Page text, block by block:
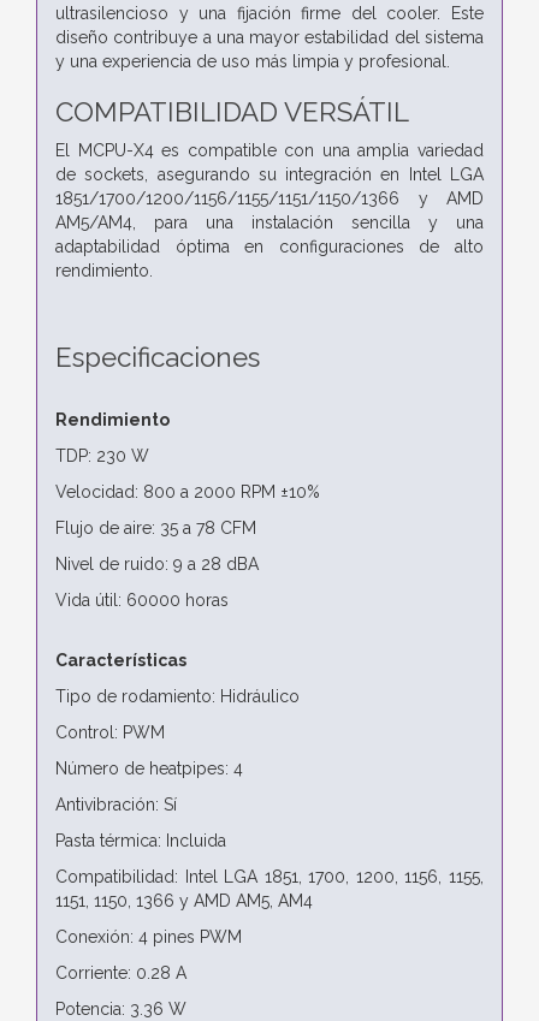
ultrasilencioso y una fijación firme del cooler. Este
diseño contribuye a una mayor estabilidad del sistema
y una experiencia de uso más limpia y profesional.
COMPATIBILIDAD VERSÁTIL
El MCPU-X4 es compatible con una amplia variedad
de sockets, asegurando su integración en Intel LGA
1851/1700/1200/1156/1155/1151/1150/1366 y AMD
AM5/AM4, para una instalación sencilla y una
adaptabilidad óptima en configuraciones de alto
rendimiento.
Especificaciones
Rendimiento
TDP: 230 W
Velocidad: 800 a 2000 RPM ±10%
Flujo de aire: 35 a 78 CFM
Nivel de ruido: 9 a 28 dBA
Vida útil: 60000 horas
Características
Tipo de rodamiento: Hidráulico
Control: PWM
Número de heatpipes: 4
Antivibración: Sí
Pasta térmica: Incluida
Compatibilidad: Intel LGA 1851, 1700, 1200, 1156, 1155,
1151, 1150, 1366 y AMD AM5, AM4
Conexión: 4 pines PWM
Corriente: 0.28 A
Potencia: 3.36 W